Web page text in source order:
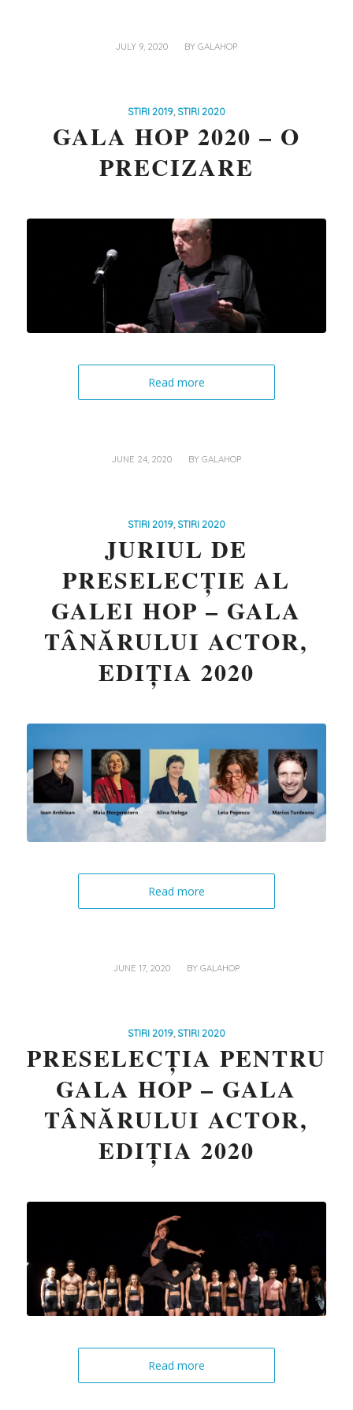
JULY 9, 2020
/ BYGALAHOP
STIRI 2019,STIRI 2020
GALA HOP 2020 – O
PRECIZARE
Read more
JUNE 24, 2020
/ BYGALAHOP
STIRI 2019, STIRI 2020
JURIUL DE
PRESELECȚIE AL
GALEI HOP – GALA
TÂNĂRULUI ACTOR,
EDIȚIA 2020
Read more
JUNE 17, 2020
/ BYGALAHOP
STIRI 2019, STIRI 2020
PRESELECȚIA PENTRU
GALA HOP – GALA
TÂNĂRULUI ACTOR,
EDIȚIA 2020
Read more